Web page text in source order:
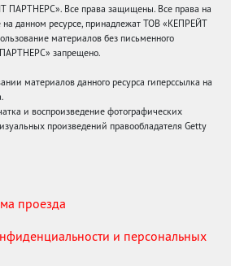
Все права защищены. Все права на
данном ресурсе, принадлежат ТОВ «КЕПРЕЙТ
материалов без письменного
запрещено.
материалов данного ресурса гиперссылка на
и воспроизведение фотографических
произведений правообладателя Getty
проезда
и персональных